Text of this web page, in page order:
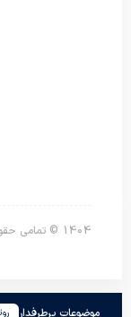
1404 ©
موضوعات پرطرفدار